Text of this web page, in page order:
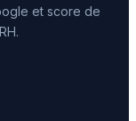
et score de